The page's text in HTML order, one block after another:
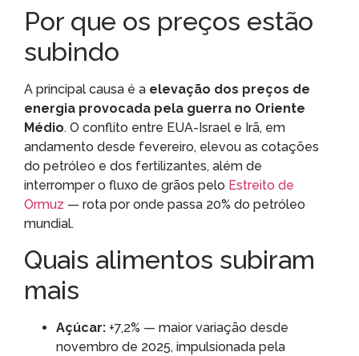
Por que os preços estão
subindo
A principal causa é a elevação dos preços de
energia provocada pela guerra no Oriente
Médio. O conflito entre EUA-Israel e Irã, em
andamento desde fevereiro, elevou as cotações
do petróleo e dos fertilizantes, além de
interromper o fluxo de grãos pelo Estreito de
Ormuz — rota por onde passa 20% do petróleo
mundial.
Quais alimentos subiram
mais
Açúcar: +7,2% — maior variação desde
novembro de 2025, impulsionada pela